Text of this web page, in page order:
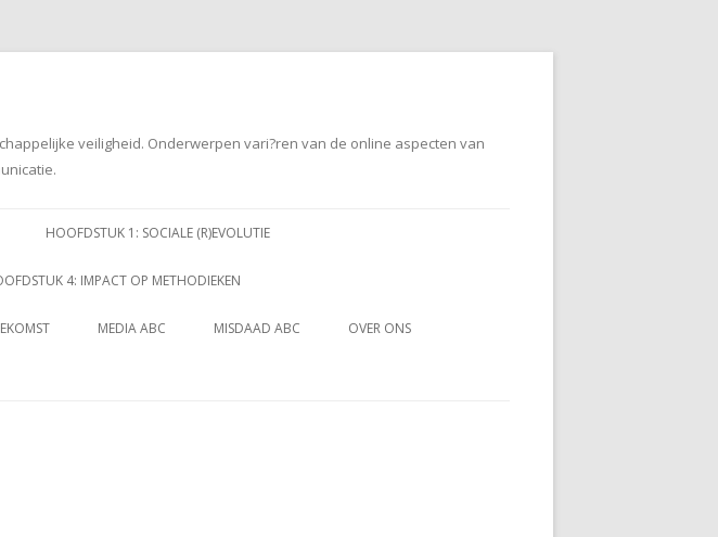
veiligheid. Onderwerpen vari?ren van de online aspecten van
HOOFDSTUK 1: SOCIALE (R)EVOLUTIE
4: IMPACT OP METHODIEKEN
MEDIA ABC MISDAAD ABC OVER ONS